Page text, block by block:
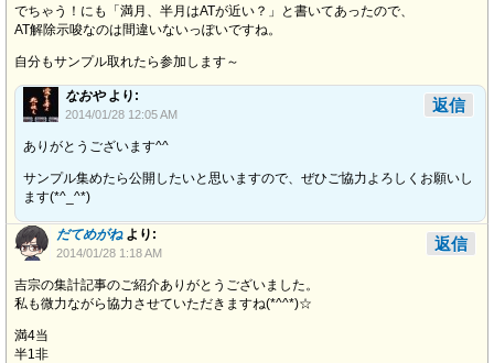
でちゃう！にも「満月、半月はATが近い？」と書いてあったので、
AT解除示唆なのは間違いないっぽいですね。
自分もサンプル取れたら参加します～
なおや より:
2014/01/28 12:05 AM
ありがとうございます^^
サンプル集めたら公開したいと思いますので、ぜひご協力よろしくお願いし
ます(*^_^*)
返信
だてめがね より:
2014/01/28 1:18 AM
吉宗の集計記事のご紹介ありがとうございました。
私も微力ながら協力させていただきますね(*^^*)☆
満4当
半1非
返信